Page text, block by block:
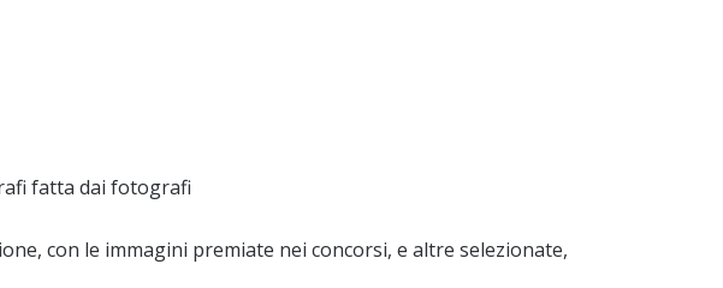
fatta dai fotografi
con le immagini premiate nei concorsi, e altre selezionate,